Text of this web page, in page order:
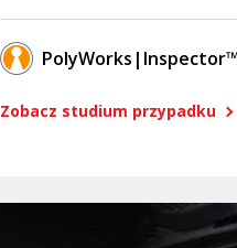
PolyWorks|Inspector™
Zobacz studium przypadku